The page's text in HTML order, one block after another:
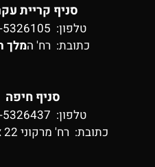
סניף קריית
טלפון: 054-5326105
כתובת: רח' המלך
סניף חיפה
טלפון: 054-5326437
כתובת: רח' מרקוני 22 צ'ק פוסט